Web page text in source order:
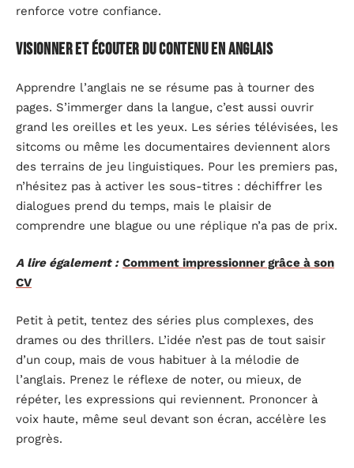
renforce votre confiance.
Visionner et écouter du contenu en anglais
Apprendre l’anglais ne se résume pas à tourner des
pages. S’immerger dans la langue, c’est aussi ouvrir
grand les oreilles et les yeux. Les séries télévisées, les
sitcoms ou même les documentaires deviennent alors
des terrains de jeu linguistiques. Pour les premiers pas,
n’hésitez pas à activer les sous-titres : déchiffrer les
dialogues prend du temps, mais le plaisir de
comprendre une blague ou une réplique n’a pas de prix.
A lire également : Comment impressionner grâce à son
CV
Petit à petit, tentez des séries plus complexes, des
drames ou des thrillers. L’idée n’est pas de tout saisir
d’un coup, mais de vous habituer à la mélodie de
l’anglais. Prenez le réflexe de noter, ou mieux, de
répéter, les expressions qui reviennent. Prononcer à
voix haute, même seul devant son écran, accélère les
progrès.